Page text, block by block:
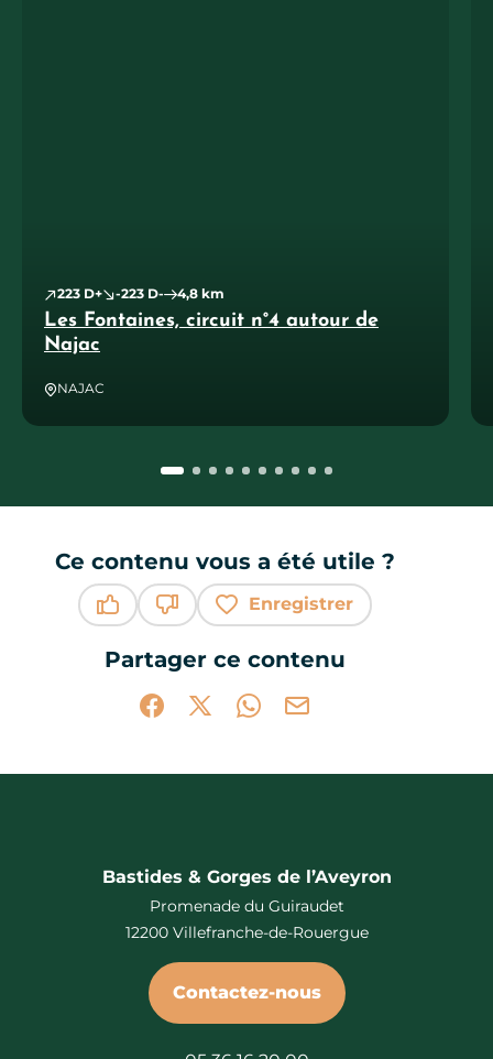
223 D+ -223 D- 4,8 km
Les Fontaines, circuit n°4 autour de
Najac
NAJAC
Ce contenu vous a été utile ?
Enregistrer
Partager ce contenu
Partager sur Facebook (nouvelle
Partager sur X / Twitter (nouvelle
Partager sur WhatsApp
Partager par mail
Bastides & Gorges de l’Aveyron
Promenade du Guiraudet
12200 Villefranche-de-Rouergue
Contactez-nous